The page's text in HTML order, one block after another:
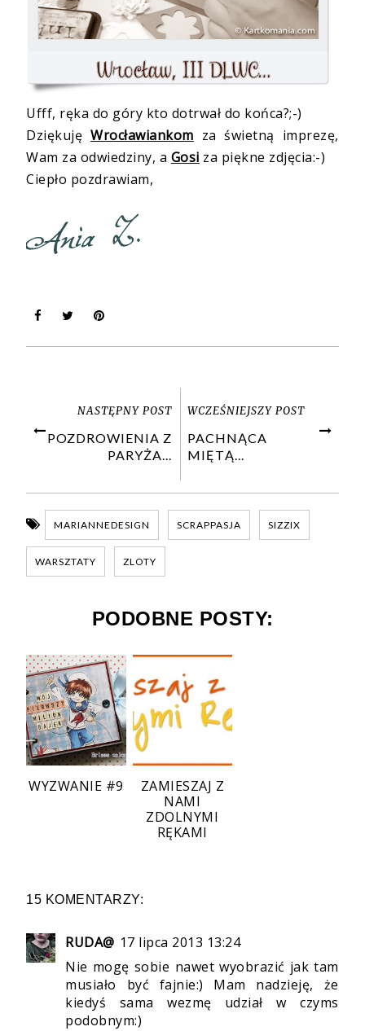
Ufff, ręka do góry kto dotrwał do końca?;-)
DziękujęWrocławiankom za świetną imprezę,
Wam za odwiedziny, a Gosi za piękne zdjęcia:-)
Ciepło pozdrawiam,
NASTĘPNY POST
POZDROWIENIA Z
PARYŻA...
WCZEŚNIEJSZY POST
PACHNĄCA
MIĘTĄ...
MARIANNEDESIGN SCRAPPASJA SIZZIX
WARSZTATY ZLOTY
PODOBNE POSTY:
WYZWANIE #9
ZAMIESZAJ Z
NAMI
ZDOLNYMI
RĘKAMI
15 KOMENTARZY:
RUDA@ 17 lipca 2013 13:24
Nie mogę sobie nawet wyobrazić jak tam
musiało być fajnie:) Mam nadzieję, że
kiedyś sama wezmę udział w czyms
podobnym:)